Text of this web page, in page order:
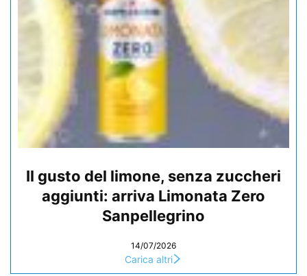
Il gusto del limone, senza zuccheri
aggiunti: arriva Limonata Zero
Sanpellegrino
14/07/2026
Carica altri